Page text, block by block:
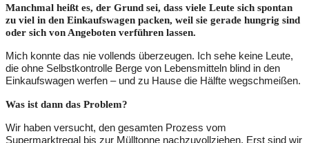
Manchmal heißt es, der Grund sei, dass viele Leute sich spontan
zu viel in den Einkaufswagen packen, weil sie gerade hungrig sind
oder sich von Angeboten verführen lassen.
Mich konnte das nie vollends überzeugen. Ich sehe keine Leute,
die ohne Selbstkontrolle Berge von Lebensmitteln blind in den
Einkaufswagen werfen – und zu Hause die Hälfte wegschmeißen.
Was ist dann das Problem?
Wir haben versucht, den gesamten Prozess vom
Supermarktregal bis zur Mülltonne nachzuvollziehen. Erst sind wir